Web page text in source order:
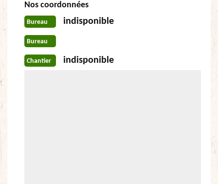
Nos coordonnées
Bureau indisponible
Bureau
Chantier indisponible